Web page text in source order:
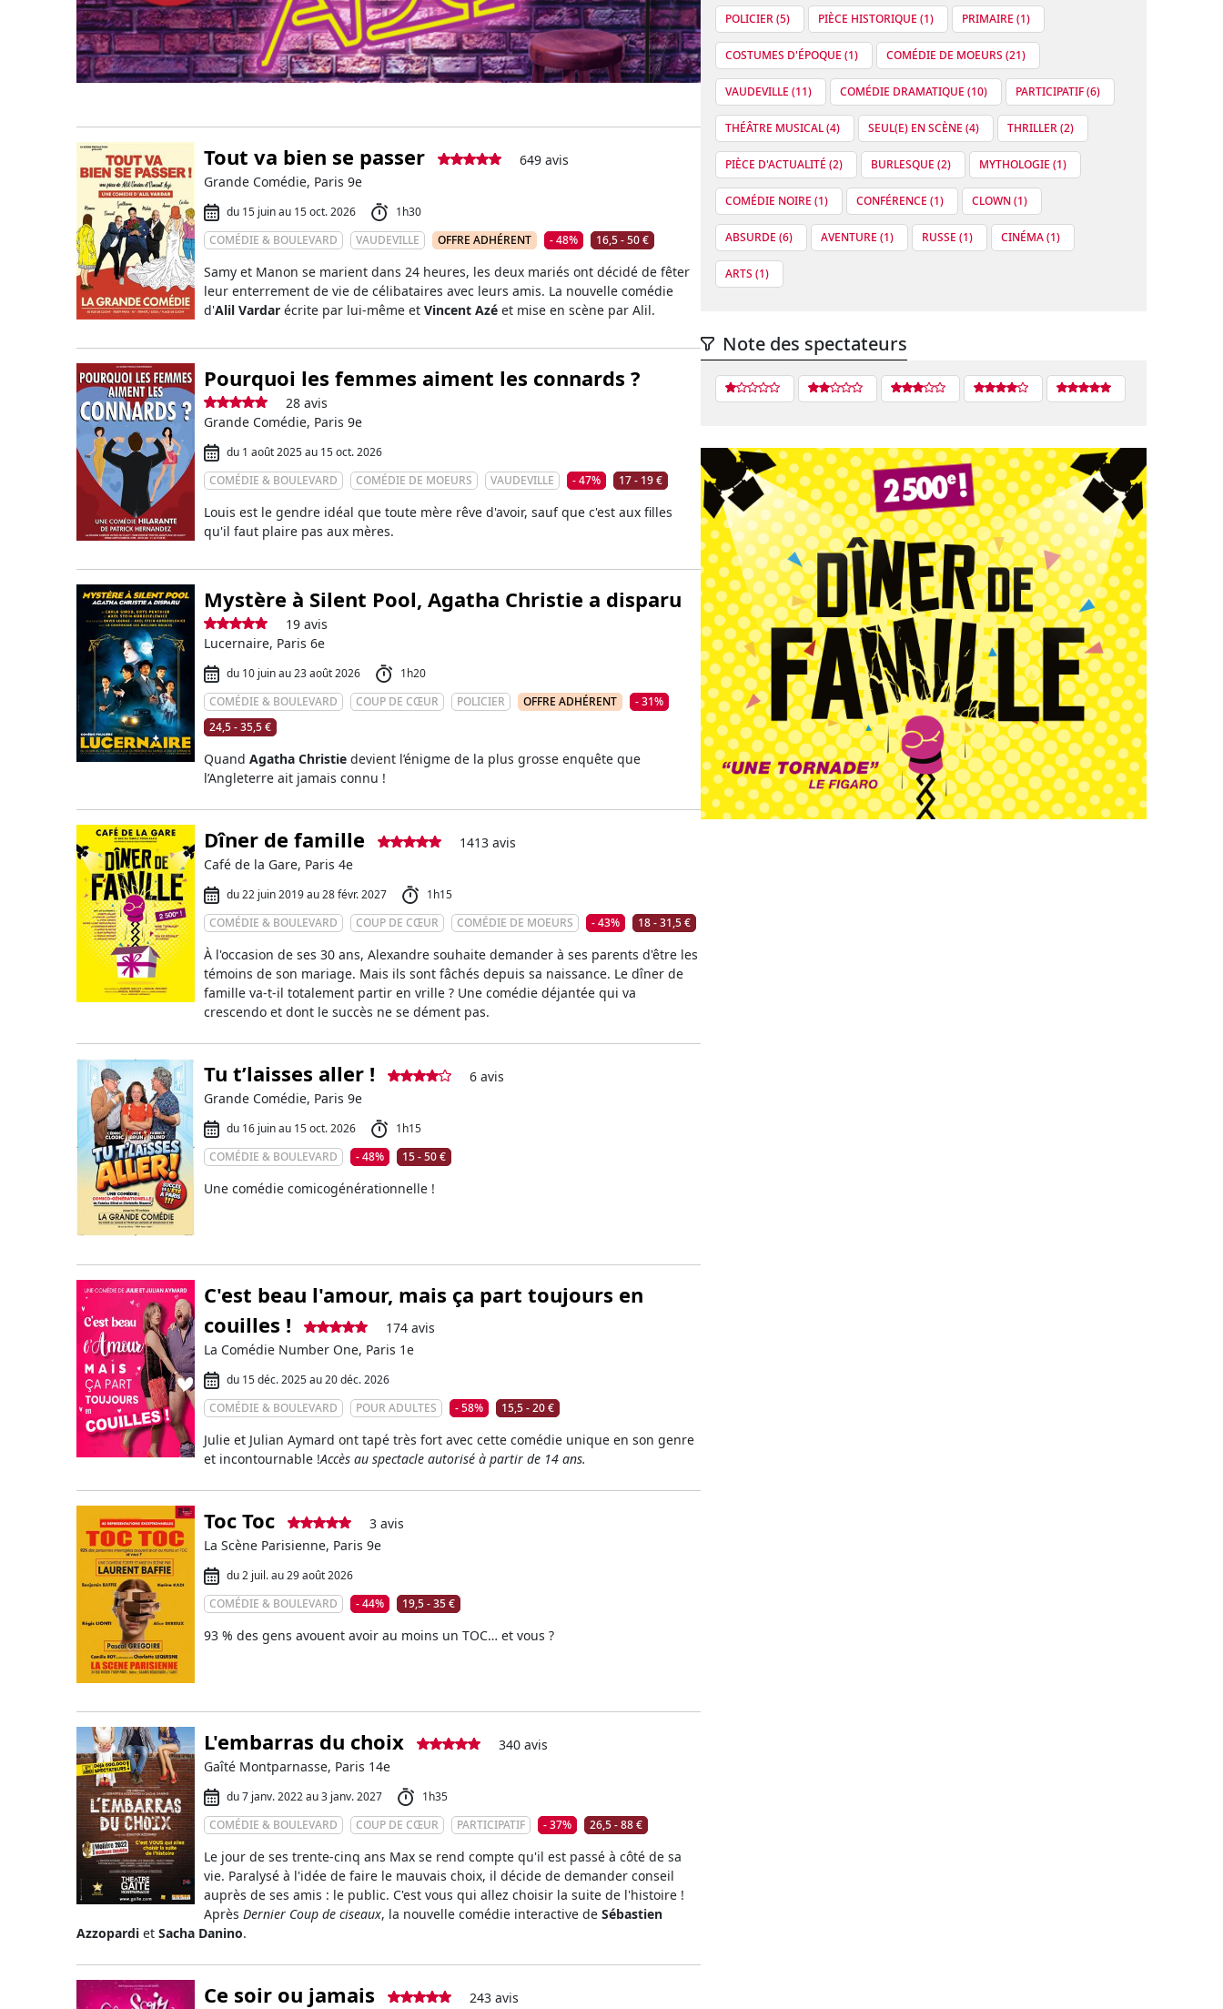
Tout va bien se passer
649 avis
Grande Comédie, Paris 9e
du 15 juin au 15 oct. 2026
1h30
COMÉDIE & BOULEVARD
VAUDEVILLE OFFRE ADHÉRENT - 48% 16,5 - 50 €
Samy et Manon se marient dans 24 heures, les deux mariés ont décidé de fêter
leur enterrement de vie de célibataires avec leurs amis. La nouvelle comédie
d'Alil Vardar écrite par lui-même et Vincent Azé et mise en scène par Alil.
Pourquoi les femmes aiment les connards ?
28 avis
Grande Comédie, Paris 9e
du 1 août 2025 au 15 oct. 2026
COMÉDIE & BOULEVARD
COMÉDIE DE MOEURS VAUDEVILLE - 47% 17 - 19 €
Louis est le gendre idéal que toute mère rêve d'avoir, sauf que c'est aux filles
qu'il faut plaire pas aux mères.
Mystère à Silent Pool, Agatha Christie a disparu
19 avis
Lucernaire, Paris 6e
du 10 juin au 23 août 2026
1h20
COMÉDIE & BOULEVARD
COUP DE CŒUR POLICIER OFFRE ADHÉRENT
- 31%
24,5 - 35,5 €
Quand Agatha Christie devient l’énigme de la plus grosse enquête que
l’Angleterre ait jamais connu !
Dîner de famille
1413 avis
Café de la Gare, Paris 4e
du 22 juin 2019 au 28 févr. 2027
1h15
COMÉDIE & BOULEVARD
COUP DE CŒUR COMÉDIE DE MOEURS - 43% 18 - 31,5 €
À l'occasion de ses 30 ans, Alexandre souhaite demander à ses parents d'être les
témoins de son mariage. Mais ils sont fâchés depuis sa naissance. Le dîner de
famille va-t-il totalement partir en vrille ? Une comédie déjantée qui va
crescendo et dont le succès ne se dément pas.
Tu t’laisses aller !
6 avis
Grande Comédie, Paris 9e
du 16 juin au 15 oct. 2026
1h15
COMÉDIE & BOULEVARD
- 48% 15 - 50 €
Une comédie comicogénérationnelle !
C'est beau l'amour, mais ça part toujours en
couilles !
174 avis
La Comédie Number One, Paris 1e
du 15 déc. 2025 au 20 déc. 2026
COMÉDIE & BOULEVARD
POUR ADULTES - 58% 15,5 - 20 €
Julie et Julian Aymard ont tapé très fort avec cette comédie unique en son genre
et incontournable !Accès au spectacle autorisé à partir de 14 ans.
Toc Toc
3 avis
La Scène Parisienne, Paris 9e
du 2 juil. au 29 août 2026
COMÉDIE & BOULEVARD
- 44% 19,5 - 35 €
93 % des gens avouent avoir au moins un TOC… et vous ?
L'embarras du choix
340 avis
Gaîté Montparnasse, Paris 14e
du 7 janv. 2022 au 3 janv. 2027
1h35
COMÉDIE & BOULEVARD
COUP DE CŒUR PARTICIPATIF - 37% 26,5 - 88 €
Le jour de ses trente-cinq ans Max se rend compte qu'il est passé à côté de sa
vie. Paralysé à l'idée de faire le mauvais choix, il décide de demander conseil
auprès de ses amis : le public. C'est vous qui allez choisir la suite de l'histoire !
Après Dernier Coup de ciseaux, la nouvelle comédie interactive de Sébastien
Azzopardi et Sacha Danino.
Ce soir ou jamais 243 avis
POLICIER (5) PIÈCE HISTORIQUE (1) PRIMAIRE (1)
COSTUMES D'ÉPOQUE (1) COMÉDIE DE MOEURS (21)
VAUDEVILLE (11) COMÉDIE DRAMATIQUE (10) PARTICIPATIF (6)
THÉÂTRE MUSICAL (4) SEUL(E) EN SCÈNE (4) THRILLER (2)
PIÈCE D'ACTUALITÉ (2) BURLESQUE (2) MYTHOLOGIE (1)
COMÉDIE NOIRE (1) CONFÉRENCE (1) CLOWN (1)
ABSURDE (6) AVENTURE (1) RUSSE (1) CINÉMA (1)
ARTS (1)
Note des spectateurs